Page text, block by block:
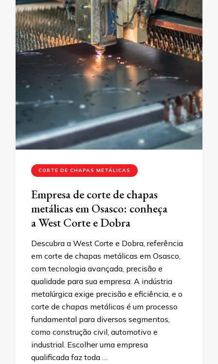
CORTE DE CHAPAS METÁLICAS
Empresa de corte de chapas
metálicas em Osasco: conheça
a West Corte e Dobra
Descubra a West Corte e Dobra, referência
em corte de chapas metálicas em Osasco,
com tecnologia avançada, precisão e
qualidade para sua empresa. A indústria
metalúrgica exige precisão e eficiência, e o
corte de chapas metálicas é um processo
fundamental para diversos segmentos,
como construção civil, automotivo e
industrial. Escolher uma empresa
qualificada faz toda …